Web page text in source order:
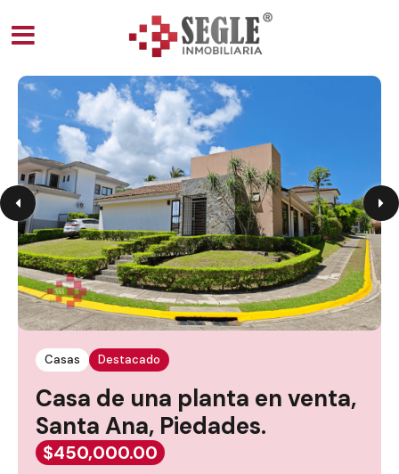
Casas Destacado
Casa de una planta en venta,
Santa Ana, Piedades.
$450,000.00